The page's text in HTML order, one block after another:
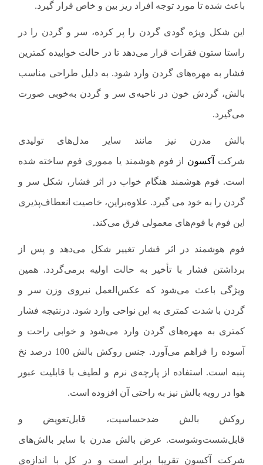
باعث شده تا مورد توجه افراد ریز بین و خاص قرار گیرد.
این شکل ویژه گودی گردن را پر کرده، سر و گردن را در
راستا ستون فقرات قرار می‌دهد تا در حالت خوابیده کمترین
فشار به مهره‌های گردن وارد شود. به دلیل طراحی مناسب
بالش، گردش خون در ناحیه‌ی سر و گردن به‌خوبی صورت
می‌گیرد.
بالش مدرن نیز مانند سایر مدل‌های تولیدی
شرکت آکسون از فوم هوشمند یا مموری فوم ساخته شده
است. فوم هوشمند هنگام خواب در اثر فشار، شکل سر و
گردن را به خود می گیرد. علاوه‌براین، خاصیت انعطاف‌پذیری
این فوم با فوم‌های معمولی فرق می‌کند.
فوم هوشمند در اثر فشار تغییر شکل می‌دهد و پس از
برداشتن فشار با تأخیر به حالت اولیه برمی‌گردد. همین
ویژگی باعث می‌شود که عکس‌العمل نیروی وزن سر و
گردن با شدت کمتری به این نواحی وارد شود. درنتیجه فشار
کمتری به مهره‌های گردن وارد می‌شود و خوابی راحت و
آسوده را فراهم می‌آورد. جنس روکش بالش 100 درصد نخ
پنبه است. استفاده از پارچه‌ی نرم و لطیف با قابلیت عبور
هوا در رویه بالش نیز به‌ راحتی آن افزوده است.
روکش بالش ضدحساسیت، قابل‌تعویض و
قابل‌شست‌وشوست. عرض بالش مدرن با سایر بالش‌های
شرکت آکسون تقریبا برابر است و در کل با اندازه‌ی